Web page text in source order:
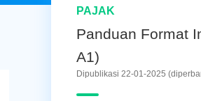
PAJAK
Panduan Format
A1)
Dipublikasi 22-01-2025